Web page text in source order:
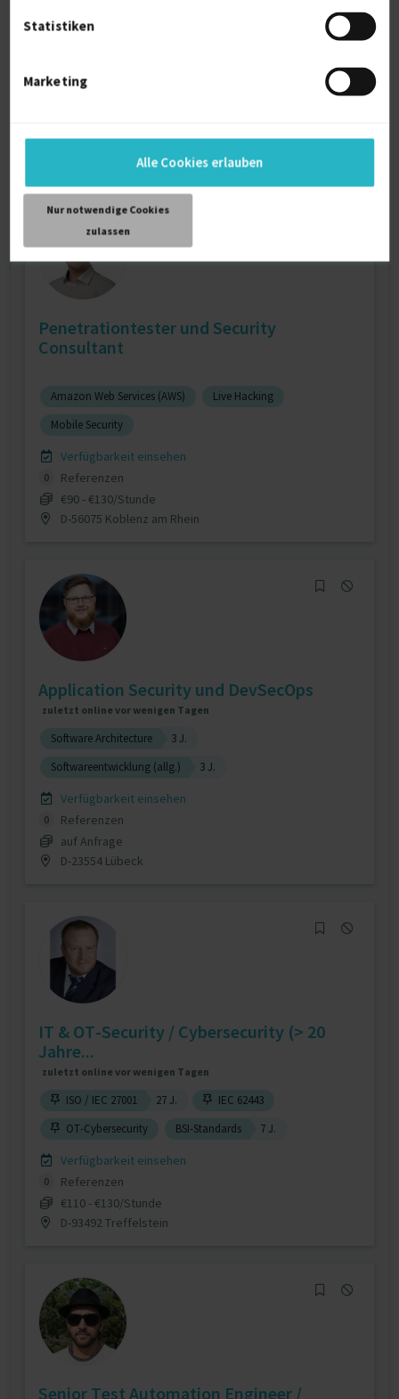
Statistiken
Marketing
Alle Cookies erlauben
Nur notwendige Cookies
zulassen
Cyber Security
Verfügbarkeit einsehen
auf Anfrage
D-82467 Garmisch-Partenkirchen
Penetrationtester und Security
Consultant
Amazon Web Services (AWS)
Live Hacking
Mobile Security
Verfügbarkeit einsehen
0
Referenzen
€90 - €130/Stunde
D-56075 Koblenz am Rhein
Application Security und DevSecOps
zuletzt online vor wenigen Tagen
Software Architecture
3 J.
Softwareentwicklung (allg.)
3 J.
Verfügbarkeit einsehen
0
Referenzen
auf Anfrage
D-23554 Lübeck
IT & OT-Security / Cybersecurity (> 20
Jahre...
zuletzt online vor wenigen Tagen
ISO / IEC 27001 27 J.
IEC 62443
OT-Cybersecurity
BSI-Standards 7 J.
Verfügbarkeit einsehen
0
Referenzen
€110 - €130/Stunde
D-93492 Treffelstein
Senior Test Automation Engineer /